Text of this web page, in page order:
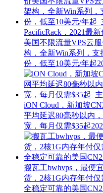
PacificRack，2021最
美国不限流量VPS云
构，全新Win系列，
份，低至10美元/年起
iON Cloud，新加坡
平均延迟80毫秒以内
宽，每月仅需$35起
搬瓦工bwhvps，最便
货，2核1G内存年付
全稳定可靠的美国